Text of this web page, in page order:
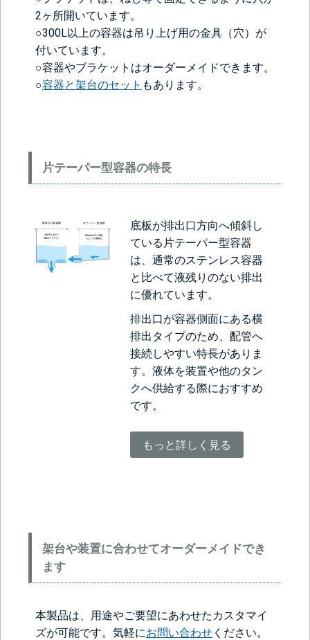
2ヶ所開いています。
○300L以上の容器は吊り上げ用の金具（穴）が
付いています。
○容器やブラケットはオーダーメイドできます。
○容器と架台のセット もあります。
片テーパー型容器の特長
底板が排出口方向へ傾斜し
ている片テーパー型容器
は、通常のステンレス容器
と比べて液残りのない排出
に優れています。
排出口が容器側面にある横
排出タイプのため、配管へ
接続しやすい特長がありま
す。液体を装置や他のタン
クへ供給する際におすすめ
です。
もっと詳しく見る
架台や装置に合わせてオーダーメイドでき
ます
本製品は、用途やご要望にあわせたカスタマイ
ズが可能です。気軽にお問い合わせ ください。